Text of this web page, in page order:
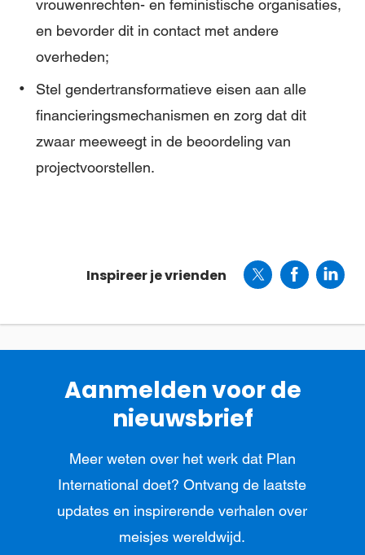
vrouwenrechten- en feministische organisaties,
en bevorder dit in contact met andere
overheden;
Stel gendertransformatieve eisen aan alle
financieringsmechanismen en zorg dat dit
zwaar meeweegt in de beoordeling van
projectvoorstellen.
Inspireer je vrienden
Aanmelden voor de
nieuwsbrief
Meer weten over het werk dat Plan
International doet? Ontvang de laatste
updates en inspirerende verhalen over
meisjes wereldwijd.